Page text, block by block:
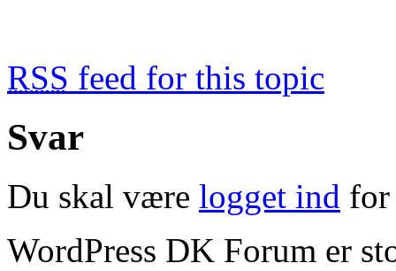
RSS feed for this topic
Svar
Du skal være logget ind for
WordPress DK Forum er